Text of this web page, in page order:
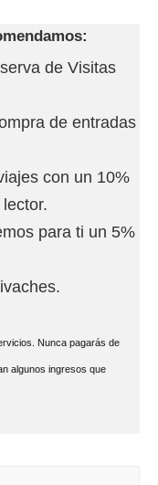
de Visitas
de entradas
con un 10%
para ti un 5%
Nunca pagarás de
algunos ingresos que